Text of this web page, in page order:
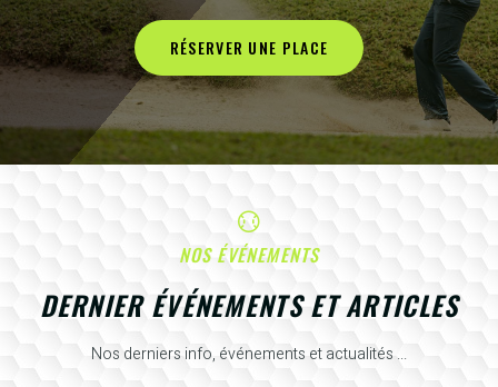
RÉSERVER UNE PLACE
NOS ÉVÉNEMENTS
DERNIER ÉVÉNEMENTS ET ARTICLES
Nos derniers info, événements et actualités ...